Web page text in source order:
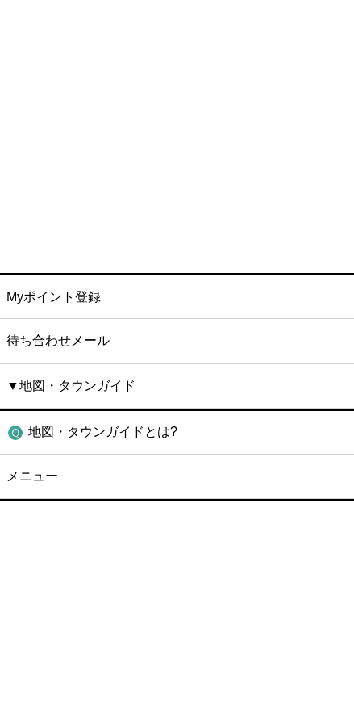
Myポイント登録
待ち合わせメール
▼地図・タウンガイド
地図・タウンガイドとは?
メニュー